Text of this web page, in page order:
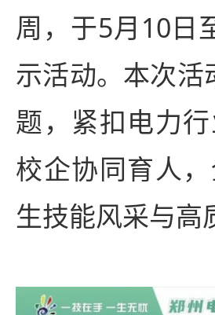
周，于5月10日
示活动。本次活
题，紧扣电力
校企协同育人
生技能风采与高